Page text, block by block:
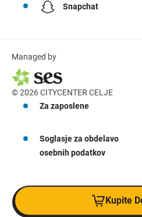
Snapchat
Managed by
© 2026 CITYCENTER CELJE
Za zaposlene
Soglasje za obdelavo
osebnih podatkov
Kupite